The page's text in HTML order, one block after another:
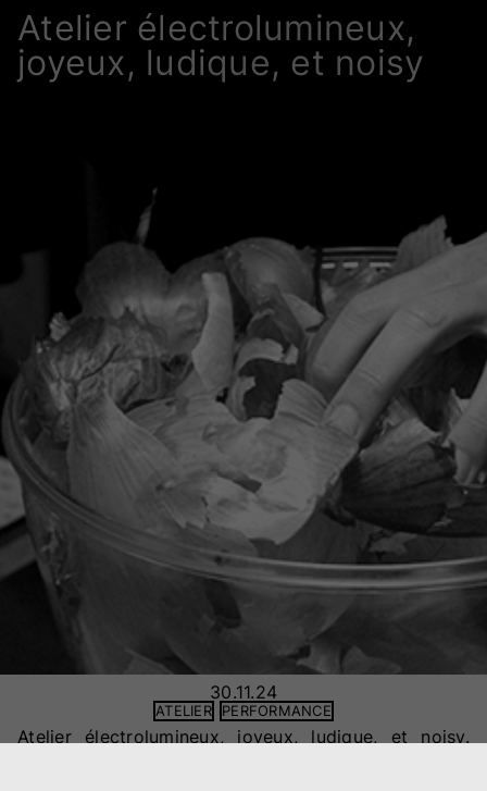
Atelier électrolumineux,
joyeux, ludique, et noisy
30.11.24
ATELIER PERFORMANCE
Atelier électrolumineux, joyeux, ludique, et noisy.